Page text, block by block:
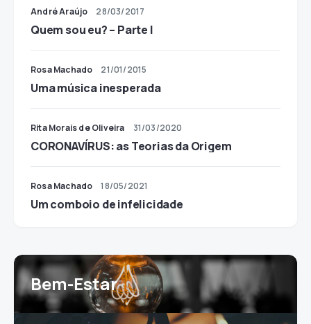
André Araújo 28/03/2017
Quem sou eu? – Parte I
Rosa Machado 21/01/2015
Uma música inesperada
Rita Morais de Oliveira 31/03/2020
CORONAVÍRUS: as Teorias da Origem
Rosa Machado 18/05/2021
Um comboio de infelicidade
Bem-Estar